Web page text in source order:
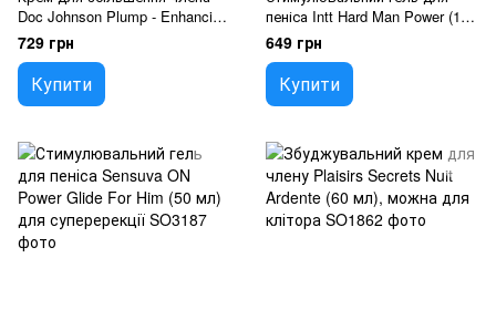
Doc Johnson Plump - Enhancing
Cream For Men (56 гр)
729 грн
Купити
пеніса Intt Hard Man Power (15
мл)
649 грн
Купити